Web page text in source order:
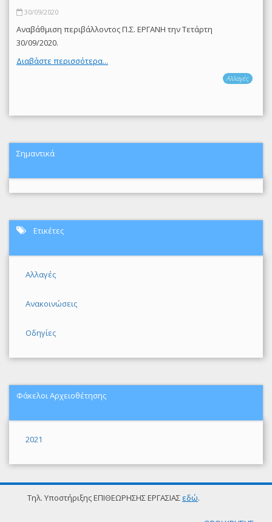
30/09/2020
Αναβάθμιση περιβάλλοντος Π.Σ. ΕΡΓΑΝΗ την Τετάρτη
30/09/2020.
Διαβάστε περισσότερα...
Αλλαγές
Σημαντικά
Ετικέτες
Αλλαγές
Ανακοινώσεις
Οδηγίες
Φάκελοι Αρχειοθέτησης
2021
Τηλ. Υποστήριξης ΕΠΙΘΕΩΡΗΣΗΣ ΕΡΓΑΣΙΑΣ εδώ.